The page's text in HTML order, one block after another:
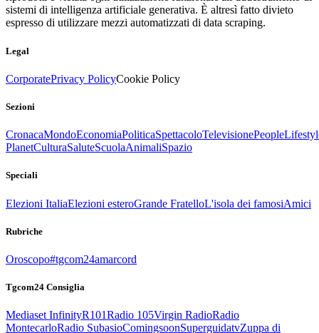
sistemi di intelligenza artificiale generativa. È altresì fatto divieto
espresso di utilizzare mezzi automatizzati di data scraping.
Legal
CorporatePrivacy PolicyCookie Policy
Sezioni
CronacaMondoEconomiaPoliticaSpettacoloTelevisionePeople
PlanetCulturaSaluteScuolaAnimaliSpazio
Speciali
Elezioni ItaliaElezioni esteroGrande FratelloL'isola dei famosiAmici
Rubriche
Oroscopo#tgcom24amarcord
Tgcom24 Consiglia
Mediaset InfinityR101Radio 105Virgin RadioRadio
MontecarloRadio SubasioComingsoonSuperguidatvZuppa di